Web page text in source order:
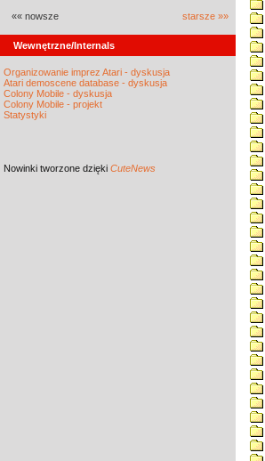
«« nowsze starsze »»
Wewnętrzne/Internals
Organizowanie imprez Atari - dyskusja
Atari demoscene database - dyskusja
Colony Mobile - dyskusja
Colony Mobile - projekt
Statystyki
Nowinki tworzone dzięki CuteNews